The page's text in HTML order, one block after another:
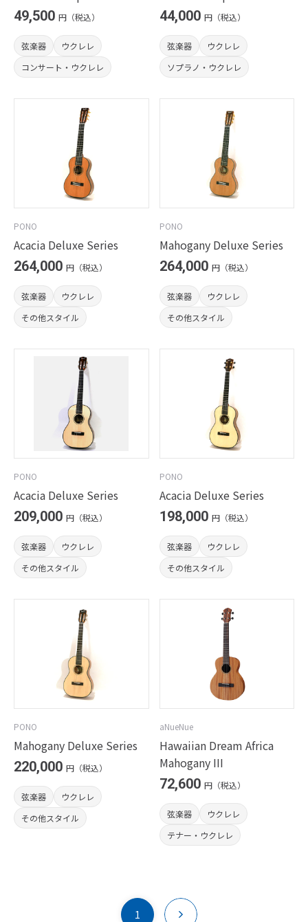
49,500 円（税込）
弦楽器
ウクレレ
コンサート・ウクレレ
44,000 円（税込）
弦楽器
ウクレレ
ソプラノ・ウクレレ
PONO
Acacia Deluxe Series
264,000 円（税込）
弦楽器
ウクレレ
その他スタイル
PONO
Mahogany Deluxe Series
264,000 円（税込）
弦楽器
ウクレレ
その他スタイル
PONO
Acacia Deluxe Series
209,000 円（税込）
弦楽器
ウクレレ
その他スタイル
PONO
Acacia Deluxe Series
198,000 円（税込）
弦楽器
ウクレレ
その他スタイル
PONO
Mahogany Deluxe Series
220,000 円（税込）
弦楽器
ウクレレ
その他スタイル
aNueNue
Hawaiian Dream Africa
Mahogany III
72,600 円（税込）
弦楽器
ウクレレ
テナー・ウクレレ
1